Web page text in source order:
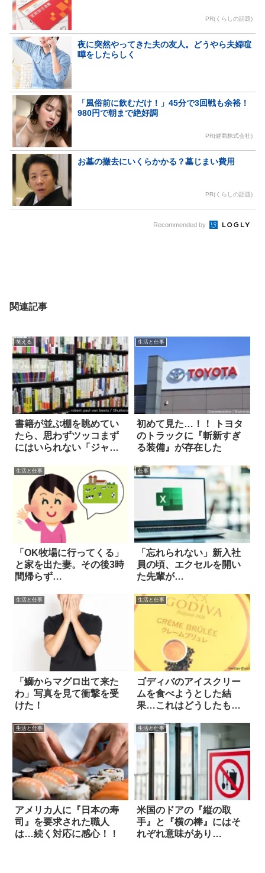
PR(くらしの話題)
夜に突然やってきた夫の友人。どうやら夫婦喧
嘩をしたらしく
「風俗前に飲むだけ！」45分で3回戦も余裕！
980円で朝まで絶好調
PR(健商株式会社)
お墓の撤去にいくらかかる？墓じまい費用
PR(くらしの話題)
Recommended by
関連記事
笑える
書籍が並ぶ棚を眺めてい
たら、思わずツッコまず
にはいられない「ジャン
生活と仕事
初めて見た…！！ トヨタ
のトラックに『斬新すぎ
る装備』が存在した
生活と仕事
「OK牧場に行ってくる」
と家を出た妻。その後3時
間帰らず…
仕事
「忘れられない」新入社
員の頃、エクセルを開い
た先輩が…
生活と仕事
「鰤からマグロ出て来た
わ」写真を見て衝撃を受
けた！
生活と仕事
ゴディバのアイスクリー
ムを食べようとした結
果…これはどうしたもの
生活と仕事
アメリカ人に『日本の寿
司』を要求された職人
は…続く対応に感心！！
生活と仕事
米国のドアの『縦の取
手』と『横の棒』にはそ
れぞれ意味があり…